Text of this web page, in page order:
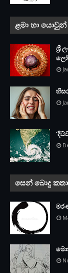
ළමා හා
ශ්‍රී
සෙන් බොදු කතා